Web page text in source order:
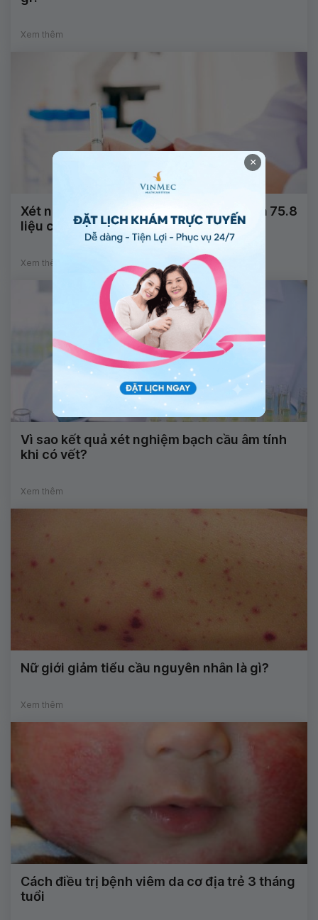
Xem thêm
Xét nghiệm Lym% có giá trị 16.8, Gra% là 75.8
liệu có bị sao không?
Xem thêm
Vì sao kết quả xét nghiệm bạch cầu âm tính
khi có vết?
Xem thêm
Nữ giới giảm tiểu cầu nguyên nhân là gì?
Xem thêm
Cách điều trị bệnh viêm da cơ địa trẻ 3 tháng
tuổi
×